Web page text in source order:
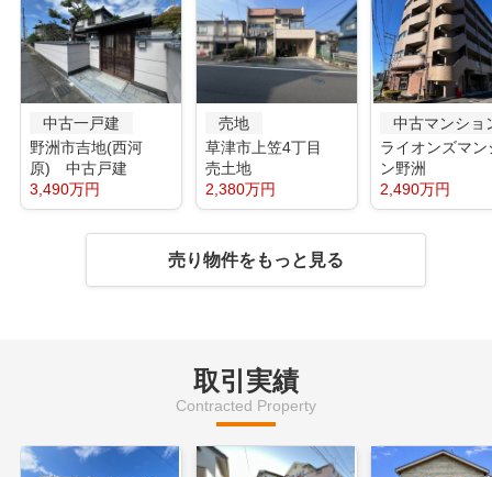
中古一戸建
野洲市吉地(西河
原) 中古戸建
3,490万円
売地
草津市上笠4丁目
売土地
2,380万円
中古マンショ
ライオンズマン
ン野洲
2,490万円
売り物件をもっと見る
取引実績
Contracted Property